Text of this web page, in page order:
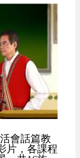
會話篇教
片，各課程